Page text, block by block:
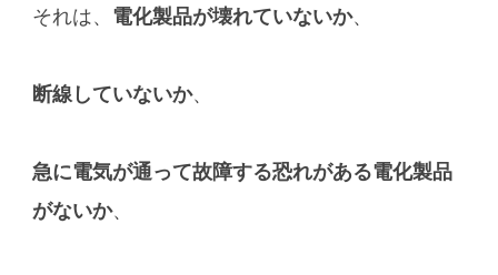
それは、 電化製品が壊れていないか、
断線していないか、
急に電気が通って故障する恐れがある電化製品
がないか、